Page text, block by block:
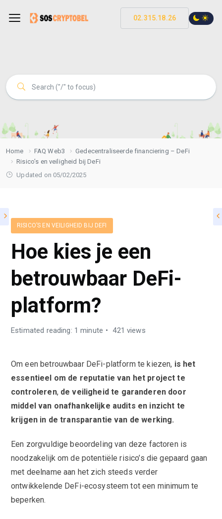
02.315.18.26
Home FAQ Web3
Gedecentraliseerde financiering – DeFi
Risico’s en veiligheid bij DeFi
Updated on 05/02/2025
RISICO’S EN VEILIGHEID BIJ DEFI
Hoe kies je een
betrouwbaar DeFi-
platform?
Estimated reading: 1 minute 421 views
Om een betrouwbaar DeFi-platform te kiezen, is het
essentieel om de reputatie van het project te
controleren, de veiligheid te garanderen door
middel van onafhankelijke audits en inzicht te
krijgen in de transparantie van de werking.
Een zorgvuldige beoordeling van deze factoren is
noodzakelijk om de potentiële risico’s die gepaard gaan
met deelname aan het zich steeds verder
ontwikkelende DeFi-ecosysteem tot een minimum te
beperken.